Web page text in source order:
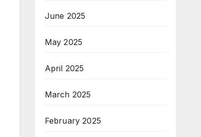
June 2025
May 2025
April 2025
March 2025
February 2025